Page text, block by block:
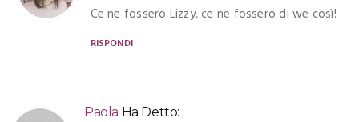
Ce ne fossero Lizzy, ce ne fossero di we così!
RISPONDI
Paola Ha Detto: